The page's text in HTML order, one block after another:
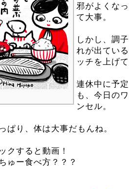
邪がよくな
て大事。
しかし、調
れが出てい
ッチを上げ
連休中に予
も、今日の
ンセル。
ぱり、体は大事だもんね。
クすると動画！
ゅー食べ方？？？